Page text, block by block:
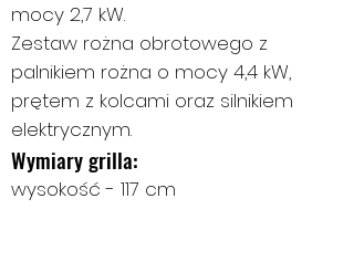
mocy 2,7 kW.
Zestaw rożna obrotowego z
palnikiem rożna o mocy 4,4 kW,
prętem z kolcami oraz silnikiem
elektrycznym.
Wymiary grilla:
wysokość - 117 cm